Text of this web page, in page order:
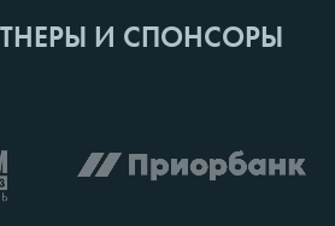
И СПОНСОРЫ